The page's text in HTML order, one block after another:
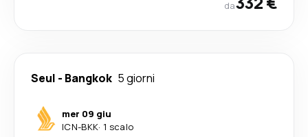
da
Seul - Bangkok 5 giorni
mer 09 giu
ICN-BKK· 1 scalo